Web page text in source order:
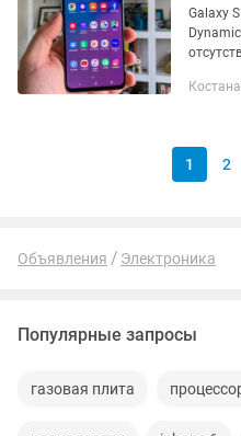
Galaxy
1 2
Объявления Электроника
Популярные запросы
газовая плита